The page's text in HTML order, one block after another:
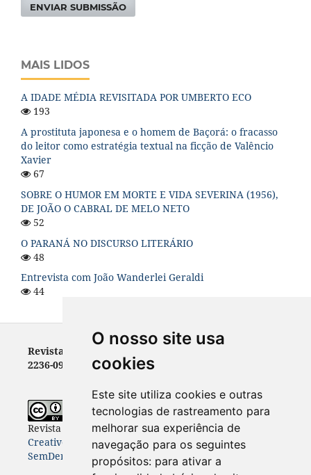
O nosso site usa
cookies
Este site utiliza cookies e outras
tecnologias de rastreamento para
melhorar sua experiência de
navegação para os seguintes
propósitos: para ativar a
ENVIAR SUBMISSÃO
MAIS LIDOS
A IDADE MÉDIA REVISITADA POR UMBERTO ECO
193
A prostituta japonesa e o homem de Baçorá: o fracasso
do leitor como estratégia textual na ficção de Valêncio
Xavier
67
SOBRE O HUMOR EM MORTE E VIDA SEVERINA (1956),
DE JOÃO O CABRAL DE MELO NETO
52
O PARANÁ NO DISCURSO LITERÁRIO
48
Entrevista com João Wanderlei Geraldi
44
Revista Letras - ISSN 0100-0888 (versão impressa) e
2236-0999 (versão eletrônica)
Revista Letrasestá licenciada com uma Licença
Creative Commons Atribuição-NãoComercial-
SemDerivações 4.0 Internacional .